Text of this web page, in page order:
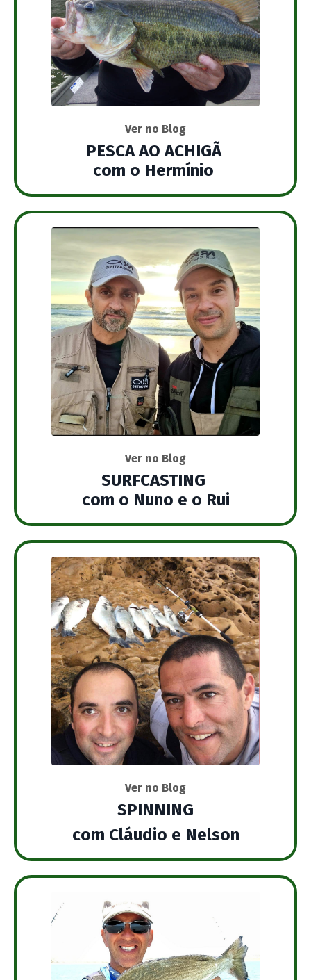
Ver no Blog
PESCA AO ACHIGÃ
com o Hermínio
Ver no Blog
SURFCASTING
com o Nuno e o Rui
Ver no Blog
SPINNING
com Cláudio e Nelson